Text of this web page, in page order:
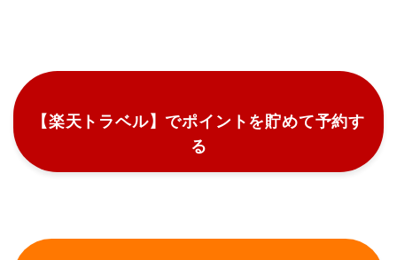
【楽天トラベル】でポイントを貯めて予約す
る